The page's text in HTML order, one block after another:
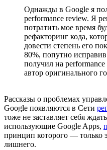
Однажды в Google я
performance review. Я
потратить мое время
рефакторинг кода,
довести степень его
80%, попутно
получил на
автор оригинального
Рассказы о проблемах
Google появляются в Сети
тоже не заставляет себя
использующие Google Apps,
принцип которого — только
лишнего.